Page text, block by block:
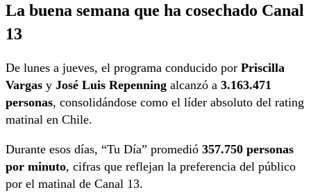
La buena semana que ha cosechado Canal
13
De lunes a jueves, el programa conducido por Priscilla
Vargas y José Luis Repenning alcanzó a 3.163.471
personas, consolidándose como el líder absoluto del rating
matinal en Chile.
Durante esos días, “Tu Día” promedió 357.750 personas
por minuto, cifras que reflejan la preferencia del público
por el matinal de Canal 13.